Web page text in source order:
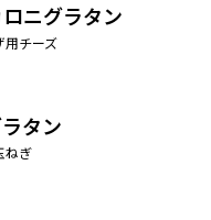
ニグラタン
用チーズ
タン
ねぎ